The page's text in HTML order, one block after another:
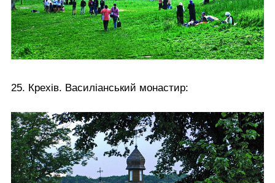
25. Крехів. Василіанський монастир: